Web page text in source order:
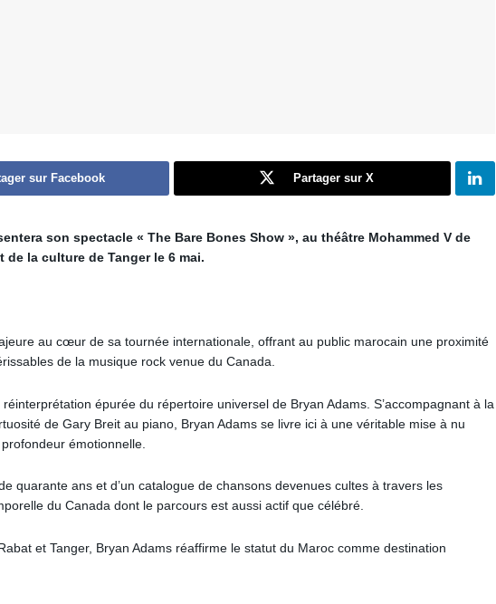
sur Facebook Partager sur X
son spectacle « The Bare Bones Show », au théâtre Mohammed V de
de la culture de Tanger le 6 mai.
au cœur de sa tournée internationale, offrant au public marocain une proximité
de la musique rock venue du Canada.
épurée du répertoire universel de Bryan Adams. S’accompagnant à la
de Gary Breit au piano, Bryan Adams se livre ici à une véritable mise à nu
émotionnelle.
quarante ans et d’un catalogue de chansons devenues cultes à travers les
du Canada dont le parcours est aussi actif que célébré.
et Tanger, Bryan Adams réaffirme le statut du Maroc comme destination